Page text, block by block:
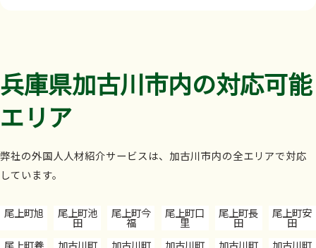
兵庫県加古川市内の対応可能
エリア
弊社の外国人人材紹介サービスは、加古川市内の全エリアで対応
しています。
尾上町旭 尾上町池
田
尾上町今
福
尾上町口
里
尾上町長
田
尾上町安
田
尾上町養
加古川町 加古川町 加古川町 加古川町 加古川町